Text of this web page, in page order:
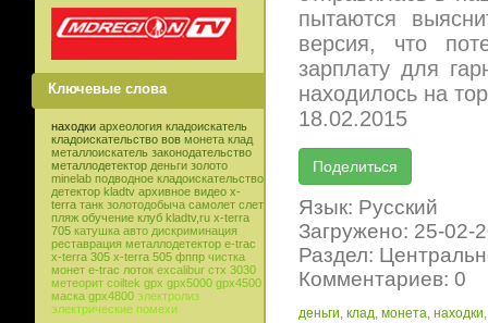
Ключевые слова
находки археология кладоискатель
кладоискательство вов монета клад
металлоискатель законодательство
металлодетектор деньги золото
minelab подводное кладоискательство
детектор kladtv архивное видео x-
terra танк золотодобыча самолет слет
пляж обучение клуб kladtv,ru x-terra
705 катушка авто дискриминация
реставрация металлодетектор e-trac
x-terra 305 x-terra 505 фппр чистка
монет e-trac лоток excalibur стх 3030
метеорит coiltek gpx gpx5000 gpx4500
маска gpx4800 электролиз
электрические помехи
пытаются
версия, что
зарплату для
находилось на
18.02.2015
Язык: Русский
Загружено: 25-02-
Раздел:
Комментариев: 0
деньги, клад, монета, находки